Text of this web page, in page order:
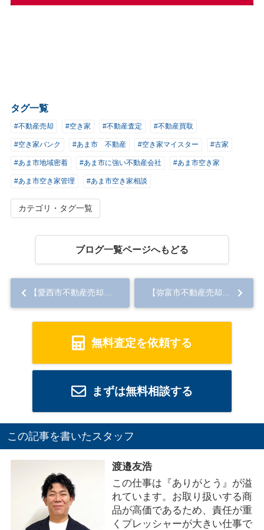
タグ一覧
#不動産売却 #空き家 #不動産査定 #不動産買取
#空き家バンク #あま市 不動産 #空き家マイスター #古家
#あま市地域密着 #あま市に強い不動産会社 #あま市空き家
#あま市空き家管理 #あま市空き家相談
カテゴリ・タグ一覧
ブログ一覧ページへもどる
【愛西市不動産売却】築古物件の売却に悩んでいる？ 成功のコツをご紹介... 【弥富市不動産売却】弥富市で家族間トラブルを回避する不動産売却術！...
無料査定を依頼する
まずは無料相談する
この記事を書いたスタッフ
渡邉友浩
この仕事は『ありがとう』が溢
れています。お取り扱いする商
品が高価であるため、責任が重
くプレッシャーが大きい仕事で